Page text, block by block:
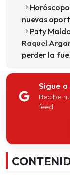
nuevas
Paty
Raquel
perder la
Sigue
Recibe
feed.